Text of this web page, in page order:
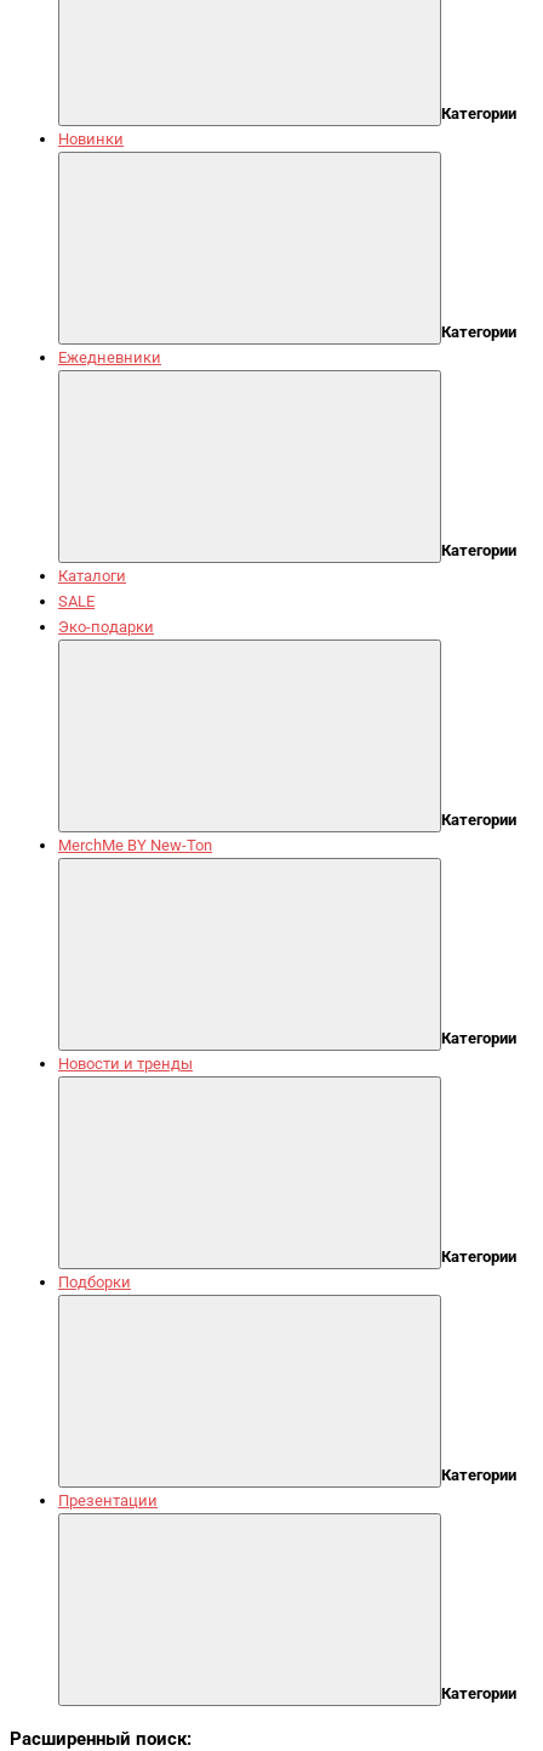
Категории
Новинки
Категории
Ежедневники
Категории
Каталоги
SALE
Эко-подарки
Категории
MerchMe BY New-Ton
Категории
Новости и тренды
Категории
Подборки
Категории
Презентации
Категории
Расширенный поиск: